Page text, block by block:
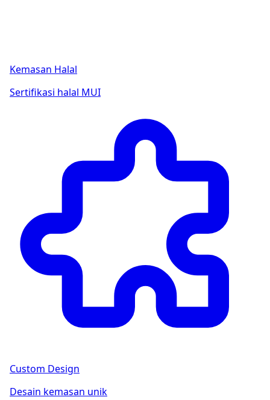
Kemasan Halal
Sertifikasi halal MUI
Custom Design
Desain kemasan unik